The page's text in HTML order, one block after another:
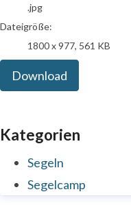
.jpg
Dateigröße:
1800 x 977, 561 KB
Download
Kategorien
Segeln
Segelcamp